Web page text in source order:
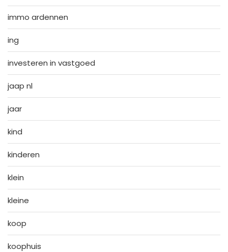
immo ardennen
ing
investeren in vastgoed
jaap nl
jaar
kind
kinderen
klein
kleine
koop
koophuis